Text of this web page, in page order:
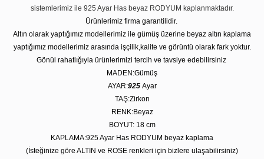
sistemlerimiz ile 925 Ayar Has beyaz RODYUM kaplanmaktadır.
Ürünlerimiz firma garantilidir.
Altın olarak yaptığımız modellerimiz ile gümüş üzerine beyaz altın kaplama
yaptığımız modellerimiz arasında işçilik,kalite ve görüntü olarak fark yoktur.
Gönül rahatlığıyla ürünlerimizi tercih ve tavsiye edebilirsiniz
MADEN:Gümüş
AYAR:925 Ayar
TAŞ:Zirkon
RENK:Beyaz
BOYUT: 18 cm
KAPLAMA:925 Ayar Has RODYUM beyaz kaplama
(İsteğinize göre ALTIN ve ROSE renkleri için bizlere ulaşabilirsiniz)